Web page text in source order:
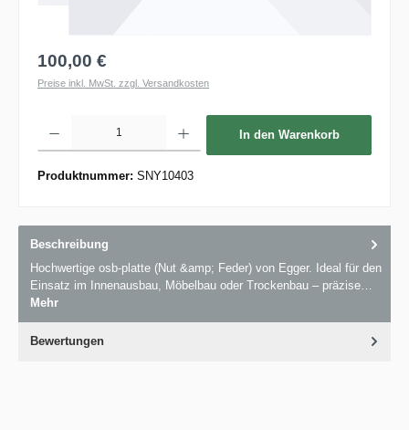
100,00 €
Preise inkl. MwSt. zzgl. Versandkosten
In den Warenkorb
Produktnummer: SNY10403
Beschreibung
Hochwertige osb-platte (Nut &amp; Feder) von Egger. Ideal für den
Einsatz im Innenausbau, Möbelbau oder Trockenbau – präzise…
Mehr
Bewertungen